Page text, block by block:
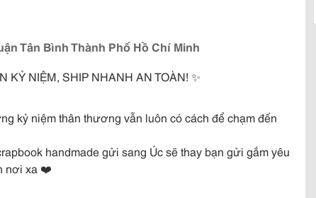
Tân Bình Thành Phố Hồ Chí Minh
KỶ NIỆM, SHIP NHANH AN TOÀN! ✨
kỷ niệm thân thương vẫn luôn có cách để chạm đến
handmade gửi sang Úc sẽ thay bạn gửi gắm yêu
nơi xa ❤️